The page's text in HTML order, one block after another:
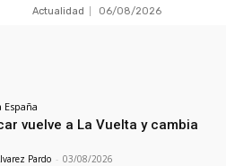
Actualidad 06/08/2026
España
vuelve a La Vuelta y cambia
Pardo - 03/08/2026